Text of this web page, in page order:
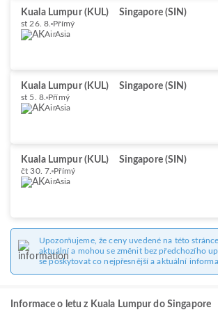
Kuala Lumpur (KUL) Singapore (SIN)
st 26. 8. Přímý
AirAsia
Kuala Lumpur (KUL) Singapore (SIN)
st 5. 8. Přímý
AirAsia
Kuala Lumpur (KUL) Singapore (SIN)
čt 30. 7. Přímý
AirAsia
Upozorňujeme, že ceny uvedené na této
aktuální a mohou se změnit bez předchozího
se poskytovat co nejpřesnější a aktuální
Informace o letu z Kuala Lumpur do Singapore